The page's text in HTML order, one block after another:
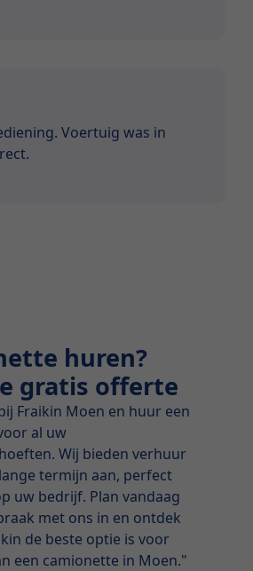
Voertuig was in
huren?
gratis offerte
Fraikin Moen en huur een
al uw
Wij bieden verhuur
termijn aan, perfect
uw bedrijf. Plan vandaag
met ons in en ontdek
de beste optie is voor
een camionette in Moen."